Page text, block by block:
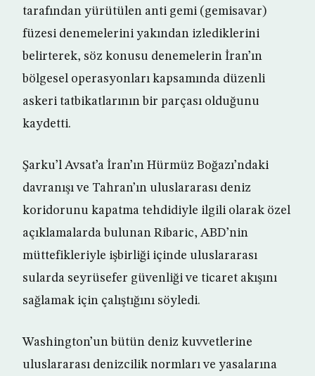
tarafından yürütülen anti gemi (gemisavar)
füzesi denemelerini yakından izlediklerini
belirterek, söz konusu denemelerin İran’ın
bölgesel operasyonları kapsamında düzenli
askeri tatbikatlarının bir parçası olduğunu
kaydetti.
Şarku’l Avsat’a İran’ın Hürmüz Boğazı’ndaki
davranışı ve Tahran’ın uluslararası deniz
koridorunu kapatma tehdidiyle ilgili olarak özel
açıklamalarda bulunan Ribaric, ABD’nin
müttefikleriyle işbirliği içinde uluslararası
sularda seyrüsefer güvenliği ve ticaret akışını
sağlamak için çalıştığını söyledi.
Washington’un bütün deniz kuvvetlerine
uluslararası denizcilik normları ve yasalarına